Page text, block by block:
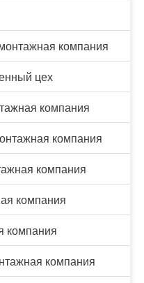
компания
цех
компания
компания
компания
компания
компания
компания